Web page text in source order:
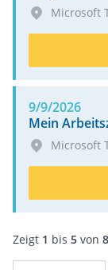
Microsoft
9/9/2026
Mein
Microsoft
Zeigt 1 bis 5 von 8